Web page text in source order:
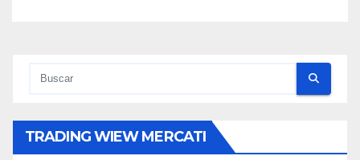
TRADING WIEW MERCATI